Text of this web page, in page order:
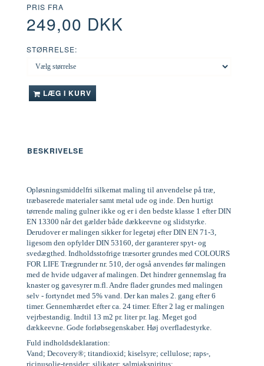
PRIS FRA
249,00 DKK
STØRRELSE:
LÆG I KURV
BESKRIVELSE
Opløsningsmiddelfri silkemat maling til anvendelse på træ,
træbaserede materialer samt metal ude og inde. Den hurtigt
tørrende maling gulner ikke og er i den bedste klasse 1 efter DIN
EN 13300 når det gælder både dækkeevne og slidstyrke.
Derudover er malingen sikker for legetøj efter DIN EN 71-3,
ligesom den opfylder DIN 53160, der garanterer spyt- og
svedægthed. Indholdsstofrige træsorter grundes med COLOURS
FOR LIFE Trægrunder nr. 510, der også anvendes før malingen
med de hvide udgaver af malingen. Det hindrer gennemslag fra
knaster og gavesyrer m.fl. Andre flader grundes med malingen
selv - fortyndet med 5% vand. Der kan males 2. gang efter 6
timer. Gennemhærdet efter ca. 24 timer. Efter 2 lag er malingen
vejrbestandig. Indtil 13 m2 pr. liter pr. lag. Meget god
dækkeevne. Gode forløbsegenskaber. Høj overfladestyrke.
Fuld indholdsdeklaration:
Vand; Decovery®; titandioxid; kiselsyre; cellulose; raps-,
ricinusolie-tensider; silikater; salmiakspiritus;